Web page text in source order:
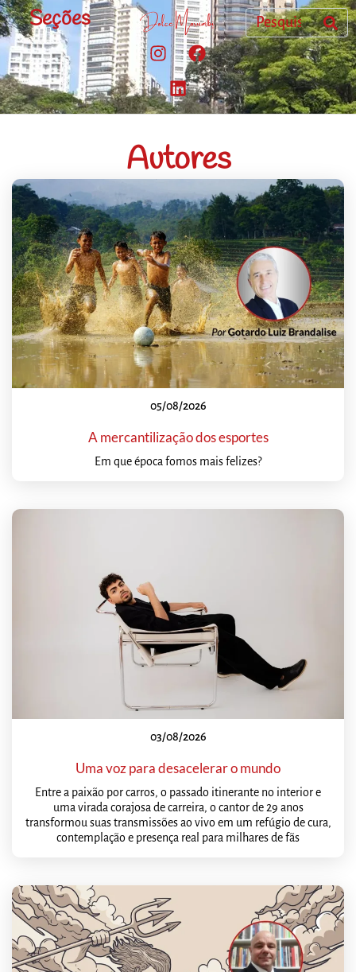
Seções
Autores
05/08/2026
A mercantilização dos esportes
Em que época fomos mais felizes?
03/08/2026
Uma voz para desacelerar o mundo
Entre a paixão por carros, o passado itinerante no interior e
uma virada corajosa de carreira, o cantor de 29 anos
transformou suas transmissões ao vivo em um refúgio de cura,
contemplação e presença real para milhares de fãs